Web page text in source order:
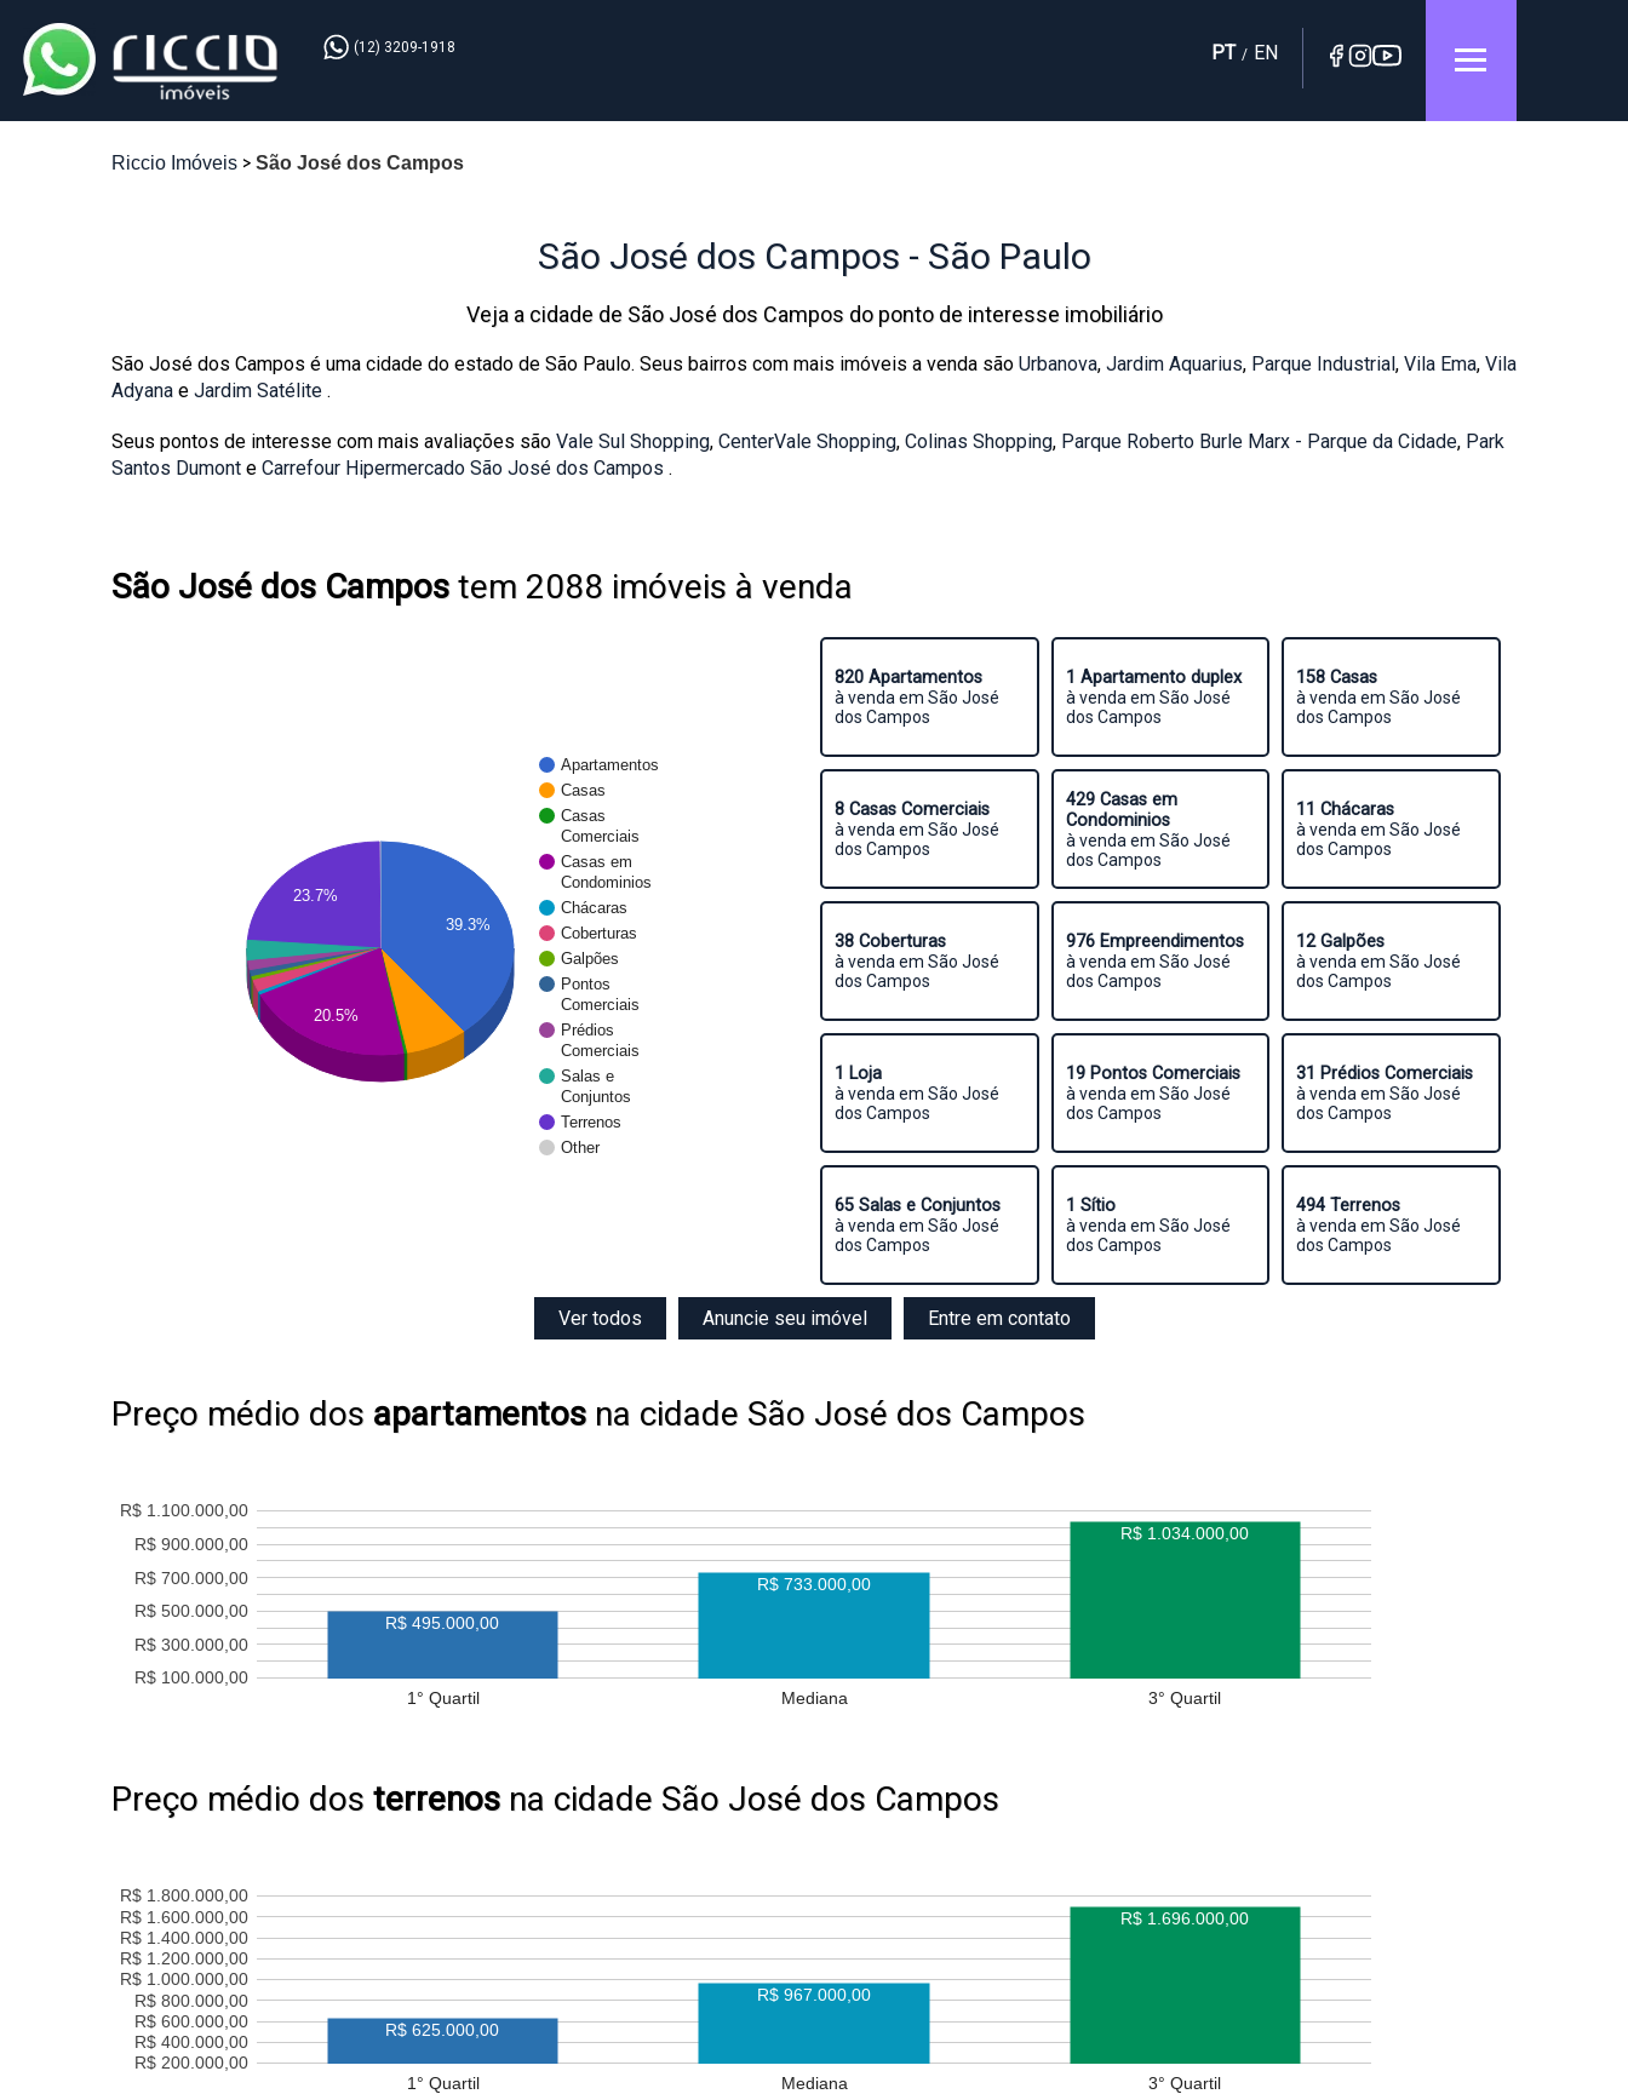
(12) 3209-1918 PT / EN
Riccio Imóveis São José dos Campos
São José dos Campos - São Paulo
Veja a cidade de São José dos Campos do ponto de interesse imobiliário
São José dos Campos é uma cidade do estado de São Paulo. Seus bairros com mais imóveis a venda são Urbanova, Jardim Aquarius, Parque Industrial, Vila Ema, Vila
Adyana e Jardim Satélite .
Seus pontos de interesse com mais avaliações são Vale Sul Shopping, CenterVale Shopping, Colinas Shopping, Parque Roberto Burle Marx - Parque da Cidade, Park
Santos Dumont e Carrefour Hipermercado São José dos Campos .
São José dos Campos tem 2088 imóveis à venda
Apartamentos
Casas
Casas
Comerciais
Casas em
Condominios
Chácaras
Coberturas
Galpões
Pontos
Comerciais
Prédios
Comerciais
Salas e
Conjuntos
Terrenos
Other
39.3%
23.7%
20.5%
820 Apartamentos
à venda em São José
dos Campos
1 Apartamento duplex
à venda em São José
dos Campos
158 Casas
à venda em São José
dos Campos
8 Casas Comerciais
à venda em São José
dos Campos
429 Casas em
Condominios
à venda em São José
dos Campos
11 Chácaras
à venda em São José
dos Campos
38 Coberturas
à venda em São José
dos Campos
976 Empreendimentos
à venda em São José
dos Campos
12 Galpões
à venda em São José
dos Campos
1 Loja
à venda em São José
dos Campos
19 Pontos Comerciais
à venda em São José
dos Campos
31 Prédios Comerciais
à venda em São José
dos Campos
65 Salas e Conjuntos
à venda em São José
dos Campos
1 Sítio
à venda em São José
dos Campos
494 Terrenos
à venda em São José
dos Campos
Ver todos Anuncie seu imóvel Entre em contato
Preço médio dos apartamentos na cidade São José dos Campos
1° Quartil Mediana 3° Quartil
R$ 100.000,00
R$ 300.000,00
R$ 500.000,00
R$ 700.000,00
R$ 900.000,00
R$ 1.100.000,00
R$ 495.000,00
R$ 733.000,00
R$ 1.034.000,00
Preço médio dos terrenos na cidade São José dos Campos
1° Quartil Mediana 3° Quartil
R$ 200.000,00
R$ 400.000,00
R$ 600.000,00
R$ 800.000,00
R$ 1.000.000,00
R$ 1.200.000,00
R$ 1.400.000,00
R$ 1.600.000,00
R$ 1.800.000,00
R$ 625.000,00
R$ 967.000,00
R$ 1.696.000,00